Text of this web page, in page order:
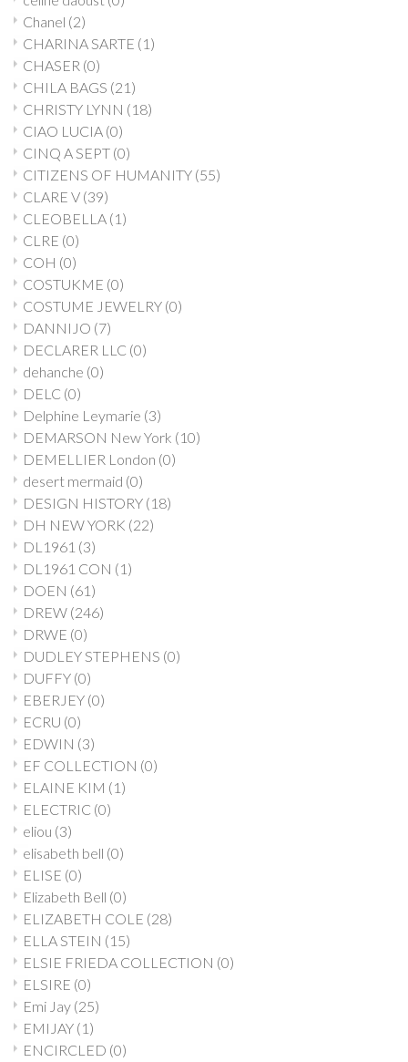
Chanel (2)
CHARINA SARTE (1)
CHASER (0)
CHILA BAGS (21)
CHRISTY LYNN (18)
CIAO LUCIA (0)
CINQ A SEPT (0)
CITIZENS OF HUMANITY (55)
CLARE V (39)
CLEOBELLA (1)
CLRE (0)
COH (0)
COSTUKME (0)
COSTUME JEWELRY (0)
DANNIJO (7)
DECLARER LLC (0)
dehanche (0)
DELC (0)
Delphine Leymarie (3)
DEMARSON New York (10)
DEMELLIER London (0)
desert mermaid (0)
DESIGN HISTORY (18)
DH NEW YORK (22)
DL1961 (3)
DL1961 CON (1)
DOEN (61)
DREW (246)
DRWE (0)
DUDLEY STEPHENS (0)
DUFFY (0)
EBERJEY (0)
ECRU (0)
EDWIN (3)
EF COLLECTION (0)
ELAINE KIM (1)
ELECTRIC (0)
eliou (3)
elisabeth bell (0)
ELISE (0)
Elizabeth Bell (0)
ELIZABETH COLE (28)
ELLA STEIN (15)
ELSIE FRIEDA COLLECTION (0)
ELSIRE (0)
Emi Jay (25)
EMIJAY (1)
ENCIRCLED (0)